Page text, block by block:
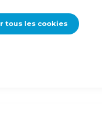
vous de la
tous les cookies